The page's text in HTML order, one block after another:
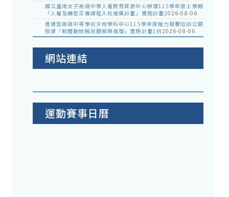
國立臺南女子高級中學人權教育資源中心辦理115學年度上學期
「人權及轉型正義課程入校推廣計畫」實施計畫2026-08-06
普通型高級中等學校生物學科中心115學年度能力競賽培訓公開
授課「軟體動物解剖觀察與推理」實施計畫1份2026-08-06
網站連結
運動賽事日曆